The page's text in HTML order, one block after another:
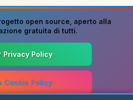
open source , aperto alla
gratuita di tutti.
Privacy Policy
Cookie Policy